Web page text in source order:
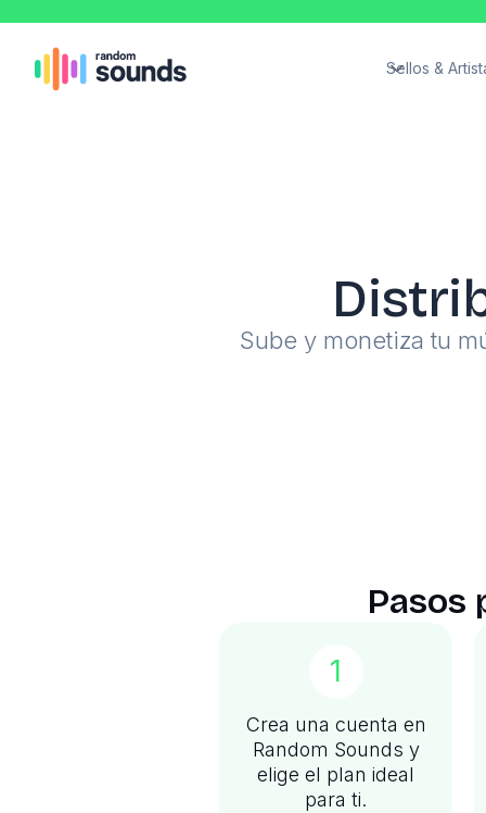
Sellos &
Sube y monetiza tu
Pasos
1
Crea una cuenta en
Random Sounds y
elige el plan ideal
para ti.